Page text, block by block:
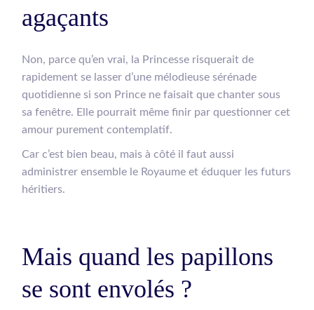
agaçants
Non, parce qu’en vrai, la Princesse risquerait de
rapidement se lasser d’une mélodieuse sérénade
quotidienne si son Prince ne faisait que chanter sous
sa fenêtre. Elle pourrait même finir par questionner cet
amour purement contemplatif.
Car c’est bien beau, mais à côté il faut aussi
administrer ensemble le Royaume et éduquer les futurs
héritiers.
Mais quand les papillons
se sont envolés ?